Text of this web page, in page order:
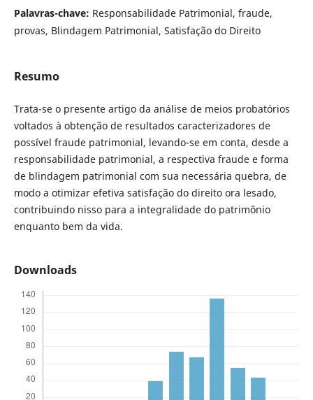
Palavras-chave: Responsabilidade Patrimonial, fraude,
provas, Blindagem Patrimonial, Satisfação do Direito
Resumo
Trata-se o presente artigo da análise de meios probatórios
voltados à obtenção de resultados caracterizadores de
possível fraude patrimonial, levando-se em conta, desde a
responsabilidade patrimonial, a respectiva fraude e forma
de blindagem patrimonial com sua necessária quebra, de
modo a otimizar efetiva satisfação do direito ora lesado,
contribuindo nisso para a integralidade do patrimônio
enquanto bem da vida.
Downloads